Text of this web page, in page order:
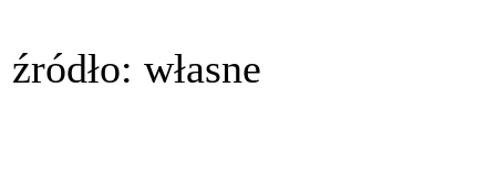
źródło: własne